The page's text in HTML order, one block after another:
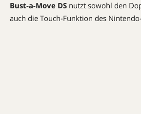
Bust-a-Move DS nutzt sowohl den
auch die Touch-Funktion des